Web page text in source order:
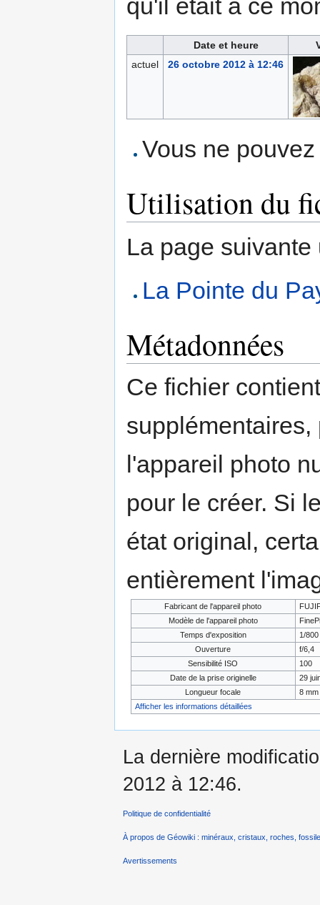
qu'il était à ce
Date et heure
actuel
26 octobre 2012 à 12:46
Vous ne
Utilisation du
La page
La Pointe du
Métadonnées
Ce fichier
l'appareil photo
pour le créer. Si
état original,
entièrement
Fabricant de l'appareil photo
Modèle de l'appareil photo
Temps d'exposition
1/
Ouverture
f/6,4
Sensibilité ISO
100
Date de la prise originelle
29
Longueur focale
8 mm
Afficher les informations détaillées
La dernière
2012 à 12:46.
Politique de confidentialité
À propos de Géowiki : minéraux, cristaux, roches,
Avertissements